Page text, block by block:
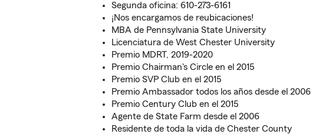
Segunda oficina: 610-273-6161
¡Nos encargamos de reubicaciones!
MBA de Pennsylvania State University
Licenciatura de West Chester University
Premio MDRT, 2019-2020
Premio Chairman's Circle en el 2015
Premio SVP Club en el 2015
Premio Ambassador todos los años desde el 2006
Premio Century Club en el 2015
Agente de State Farm desde el 2006
Residente de toda la vida de Chester County